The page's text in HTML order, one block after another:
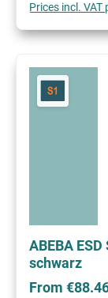
Prices incl.
ABEBA
schwarz
From